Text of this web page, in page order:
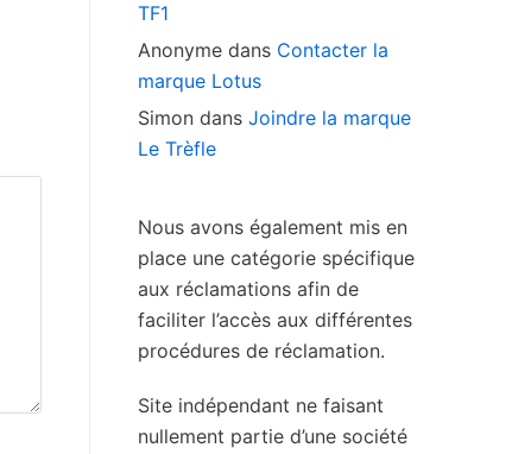
TF1
Anonyme dans Contacter la
marque Lotus
Simon dans Joindre la marque
Le Trèfle
Nous avons également mis en
place une catégorie spécifique
aux réclamations afin de
faciliter l’accès aux différentes
procédures de réclamation.
Site indépendant ne faisant
nullement partie d’une société